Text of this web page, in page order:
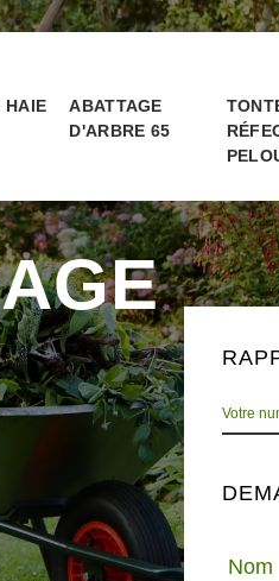
HAIE
ABATTAGE
D'ARBRE 65
Nom